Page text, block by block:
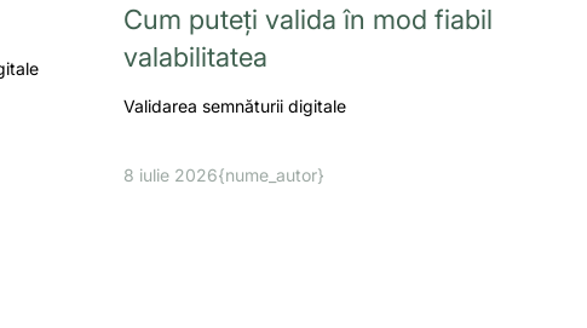
Cum puteți valida în mod fiabil
valabilitatea
Validarea semnăturii digitale
8 iulie 2026{nume_autor}